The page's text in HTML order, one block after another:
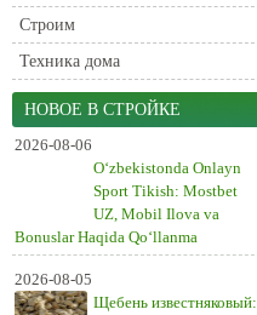
Строим
Техника дома
НОВОЕ В СТРОЙКЕ
2026-08-06
O‘zbekistonda Onlayn
Sport Tikish: Mostbet
UZ, Mobil Ilova va
Bonuslar Haqida Qo‘llanma
2026-08-05
Щебень известняковый: